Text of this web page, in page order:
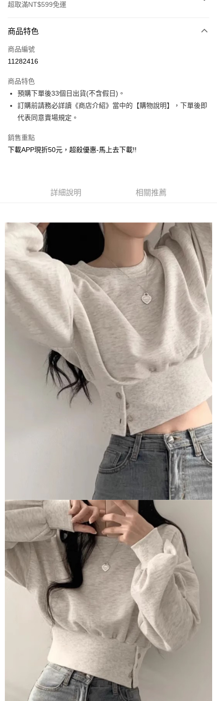
超取滿NT$599免運
信用卡一次付款
超商取貨付款
運送方式
全家取貨付款
每筆NT$130，滿NT$599(含以上)免運費
每筆NT$130，滿NT$599(含以上)免運費
商品特色
商品編號
11282416
商品特色
預購下單後33個日出貨(不含假日)。
訂購前請務必詳讀《商店介紹》當中的【購物說明】，下單後即
代表同意賣場規定。
銷售重點
下載APP現折50元，超殺優惠-馬上去下載!!
詳細說明 相關推薦